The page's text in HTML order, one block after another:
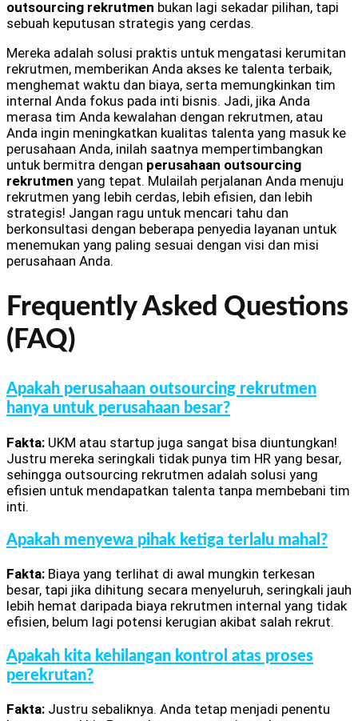
outsourcing rekrutmen bukan lagi sekadar pilihan, tapi
sebuah keputusan strategis yang cerdas.
Mereka adalah solusi praktis untuk mengatasi kerumitan
rekrutmen, memberikan Anda akses ke talenta terbaik,
menghemat waktu dan biaya, serta memungkinkan tim
internal Anda fokus pada inti bisnis. Jadi, jika Anda
merasa tim Anda kewalahan dengan rekrutmen, atau
Anda ingin meningkatkan kualitas talenta yang masuk ke
perusahaan Anda, inilah saatnya mempertimbangkan
untuk bermitra dengan perusahaan outsourcing
rekrutmen yang tepat. Mulailah perjalanan Anda menuju
rekrutmen yang lebih cerdas, lebih efisien, dan lebih
strategis! Jangan ragu untuk mencari tahu dan
berkonsultasi dengan beberapa penyedia layanan untuk
menemukan yang paling sesuai dengan visi dan misi
perusahaan Anda.
Frequently Asked Questions
(FAQ)
Apakah perusahaan outsourcing rekrutmen
hanya untuk perusahaan besar?
Fakta: UKM atau startup juga sangat bisa diuntungkan!
Justru mereka seringkali tidak punya tim HR yang besar,
sehingga outsourcing rekrutmen adalah solusi yang
efisien untuk mendapatkan talenta tanpa membebani tim
inti.
Apakah menyewa pihak ketiga terlalu mahal?
Fakta: Biaya yang terlihat di awal mungkin terkesan
besar, tapi jika dihitung secara menyeluruh, seringkali jauh
lebih hemat daripada biaya rekrutmen internal yang tidak
efisien, belum lagi potensi kerugian akibat salah rekrut.
Apakah kita kehilangan kontrol atas proses
perekrutan?
Fakta: Justru sebaliknya. Anda tetap menjadi penentu